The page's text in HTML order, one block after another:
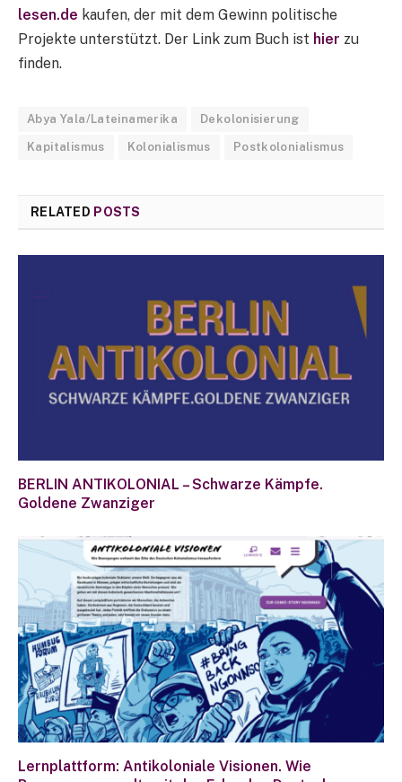
lesen.de kaufen, der mit dem Gewinn politische
Projekte unterstützt. Der Link zum Buch ist hier zu
finden.
Abya Yala/Lateinamerika Dekolonisierung
Kapitalismus Kolonialismus Postkolonialismus
RELATED POSTS
BERLIN ANTIKOLONIAL – Schwarze Kämpfe.
Goldene Zwanziger
Lernplattform: Antikoloniale Visionen. Wie